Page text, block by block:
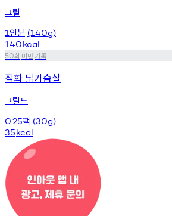
그릴
1 인분 (140g)
140kcal
50회 미만기록
직화 닭가슴살
그릴드
0.25팩 (30g)
35kcal